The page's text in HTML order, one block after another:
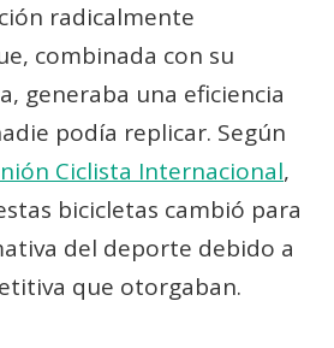
radicalmente
combinada con su
generaba una eficiencia
podía replicar. Según
Ciclista Internacional,
bicicletas cambió para
del deporte debido a
que otorgaban.